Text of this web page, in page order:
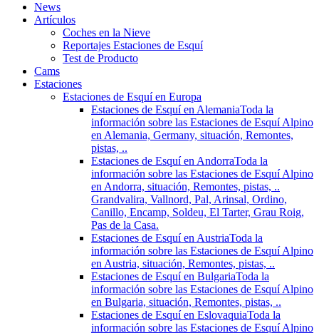
News
Artículos
Coches en la Nieve
Reportajes Estaciones de Esquí
Test de Producto
Cams
Estaciones
Estaciones de Esquí en Europa
Estaciones de Esquí en AlemaniaToda la
información sobre las Estaciones de Esquí Alpino
en Alemania, Germany, situación, Remontes,
pistas, ..
Estaciones de Esquí en AndorraToda la
información sobre las Estaciones de Esquí Alpino
en Andorra, situación, Remontes, pistas, ..
Grandvalira, Vallnord, Pal, Arinsal, Ordino,
Canillo, Encamp, Soldeu, El Tarter, Grau Roig,
Pas de la Casa.
Estaciones de Esquí en AustriaToda la
información sobre las Estaciones de Esquí Alpino
en Austria, situación, Remontes, pistas, ..
Estaciones de Esquí en BulgariaToda la
información sobre las Estaciones de Esquí Alpino
en Bulgaria, situación, Remontes, pistas, ..
Estaciones de Esquí en EslovaquiaToda la
información sobre las Estaciones de Esquí Alpino